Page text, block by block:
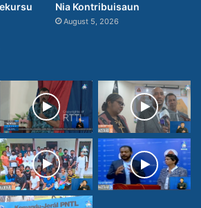
Nia Kontribuisaun
August 5, 2026